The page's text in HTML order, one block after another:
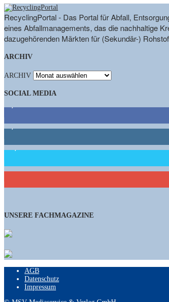
RecyclingPortal - Das Portal für Abfall,
eines Abfallmanagements, das die nachhaltige
dazugehörenden Märkten für (Sekundär-)
ARCHIV
ARCHIV
SOCIAL MEDIA
UNSERE FACHMAGAZINE
AGB
Datenschutz
Impressum